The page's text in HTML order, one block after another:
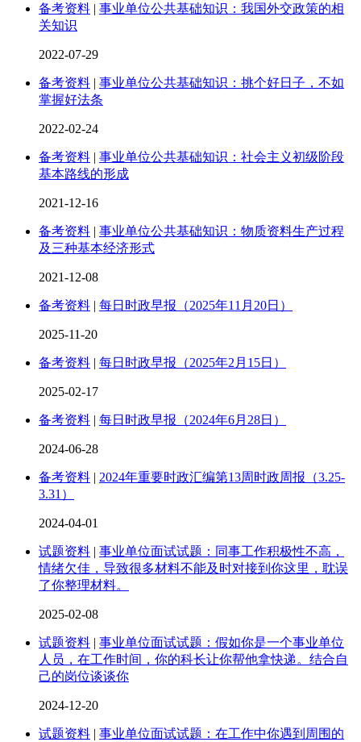
备考资料 | 事业单位公共基础知识：我国外交政策的相
关知识
2022-07-29
备考资料 | 事业单位公共基础知识：挑个好日子，不如
掌握好法条
2022-02-24
备考资料 | 事业单位公共基础知识：社会主义初级阶段
基本路线的形成
2021-12-16
备考资料 | 事业单位公共基础知识：物质资料生产过程
及三种基本经济形式
2021-12-08
备考资料 | 每日时政早报（2025年11月20日）
2025-11-20
备考资料 | 每日时政早报（2025年2月15日）
2025-02-17
备考资料 | 每日时政早报（2024年6月28日）
2024-06-28
备考资料 | 2024年重要时政汇编第13周时政周报（3.25-
3.31）
2024-04-01
试题资料 | 事业单位面试试题：同事工作积极性不高，
情绪欠佳，导致很多材料不能及时对接到你这里，耽误
了你整理材料。
2025-02-08
试题资料 | 事业单位面试试题：假如你是一个事业单位
人员，在工作时间，你的科长让你帮他拿快递。结合自
己的岗位谈谈你
2024-12-20
试题资料 | 事业单位面试试题：在工作中你遇到周围的